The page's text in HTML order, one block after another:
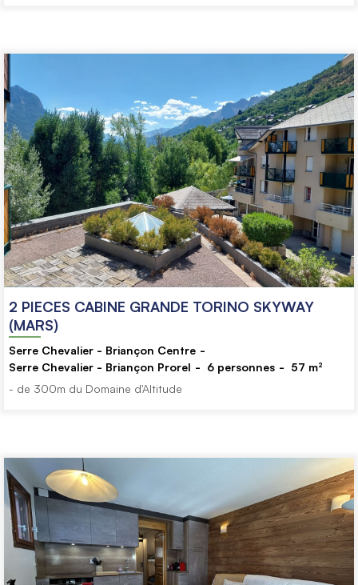
2 PIECES CABINE GRANDE TORINO SKYWAY
(MARS)
Serre Chevalier - Briançon Centre
Serre Chevalier - Briançon Prorel
6 personnes 57 m²
- de 300m du Domaine d'Altitude